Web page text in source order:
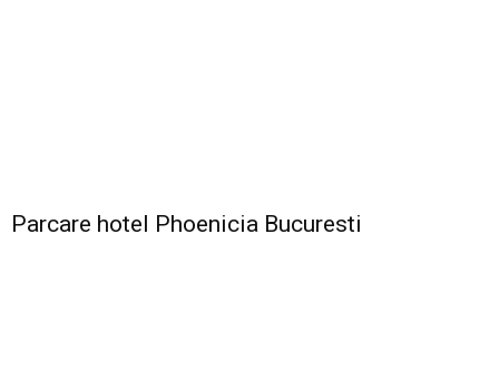
Parcare hotel Phoenicia Bucuresti